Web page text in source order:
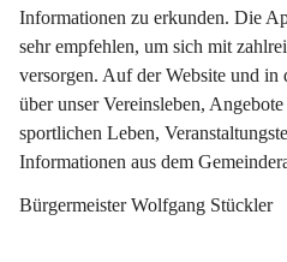
Informationen zu erkunden. Die
sehr empfehlen, um sich mit
versorgen. Auf der Website und in
über unser Vereinsleben,
sportlichen Leben,
Informationen aus dem
Bürgermeister Wolfgang Stückler